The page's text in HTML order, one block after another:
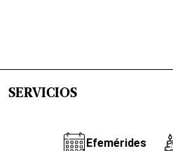
SERVICIOS
Efemérides